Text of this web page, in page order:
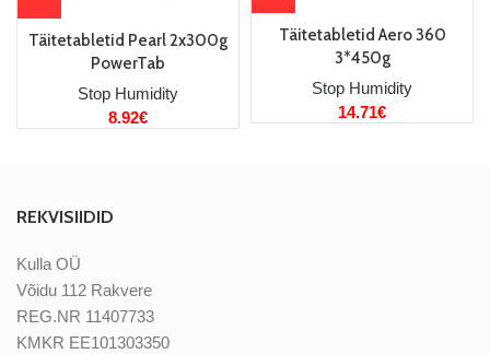
Täitetabletid Pearl 2x300g
PowerTab
Stop Humidity
8.92€
Täitetabletid Aero 360
3*450g
Stop Humidity
14.71€
REKVISIIDID
Kulla OÜ
Võidu 112 Rakvere
REG.NR 11407733
KMKR EE101303350